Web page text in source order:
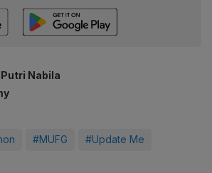
Nabila
#MUFG #Update Me